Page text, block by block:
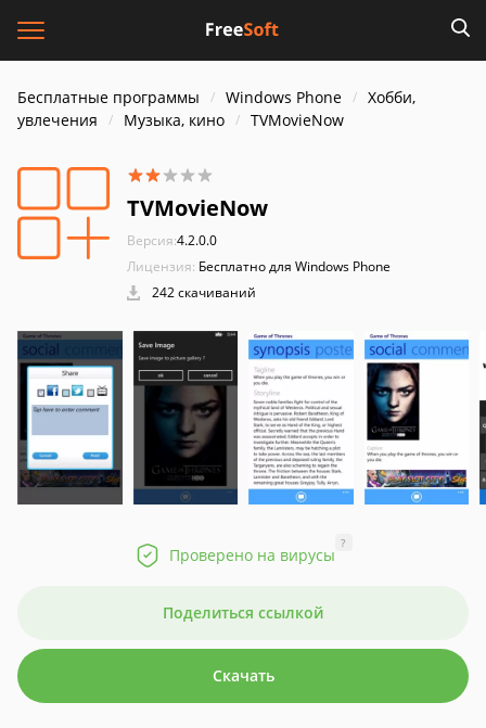
Бесплатные программы Windows Phone
Хобби,
увлечения
Музыка, кино TVMovieNow
TVMovieNow
Версия:4.2.0.0
Лицензия: Бесплатно для Windows Phone
242 скачиваний
Проверено на вирусы
?
Поделиться ссылкой
Скачать